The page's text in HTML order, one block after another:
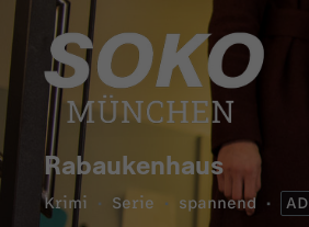
Rabaukenhaus
Krimi Serie spannend AD